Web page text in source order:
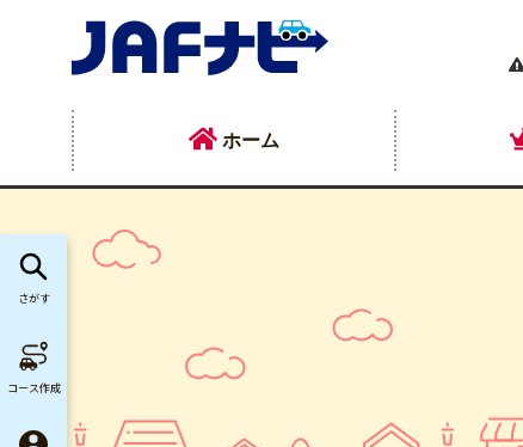
ホーム
さがす
コース作成